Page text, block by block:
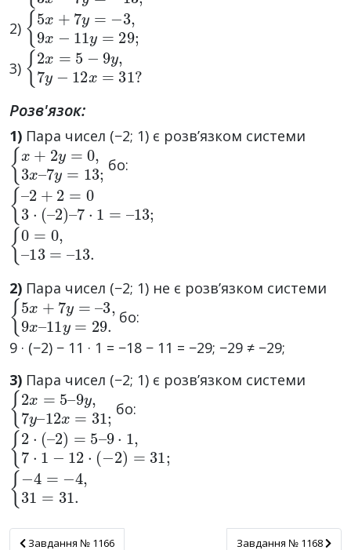
2) {5x+ 7y=− 3, 9x−
3) {2x= 5−9 y, 7y−
Розв'язок:
1) Пара чисел (−2; 1) є розв’язком системи
{x+ 2y =0 ,3 x–
7y=13; бо:
{–2+2 =03· (–
7·1= –13 ;
{0= 0, –13
13.
2) Пара чисел (−2; 1) не є розв’язком системи
{5x+ 7y=–
3,9x –11y =29.
бо:
9 · (−2) − 11 · 1 = −18 − 11 = −29; −29 ≠ −29;
3) Пара чисел (−2; 1) є розв’язком системи
{2x= 5– 9y,7y
12x=31; бо:
{2· – 2)=5–
9·1 , 7·1− 12 (−2)=31
{−4= −4 ,31=
Завдання № 1166
Завдання № 1166 Завдання № 1168
Завдання № 1168